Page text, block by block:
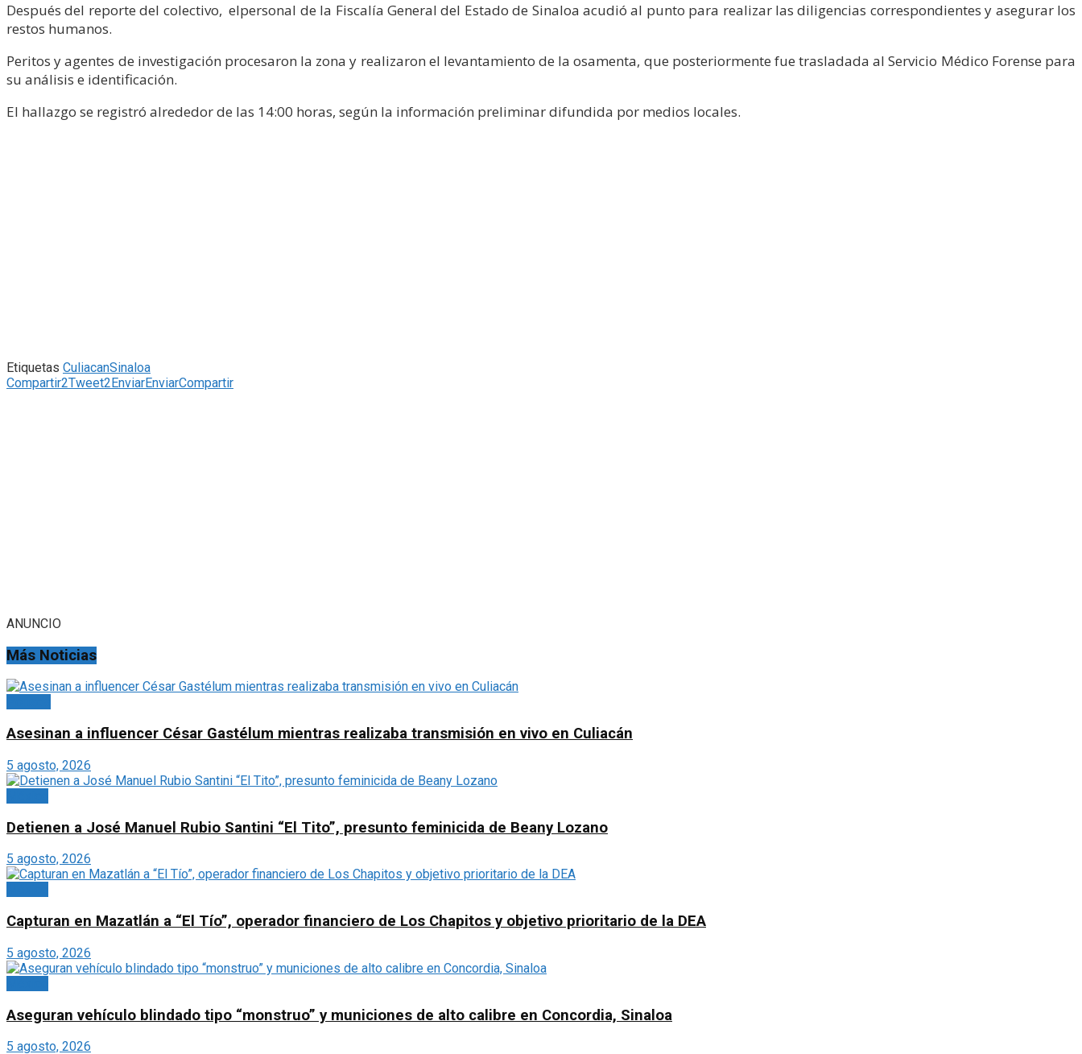
Después del reporte del colectivo, elpersonal de la Fiscalía General del Estado de Sinaloa acudió al punto para realizar las diligencias correspondientes y asegurar los
restos humanos.
Peritos y agentes de investigación procesaron la zona y realizaron el levantamiento de la osamenta, que posteriormente fue trasladada al Servicio Médico Forense para
su análisis e identificación.
El hallazgo se registró alrededor de las 14:00 horas, según la información preliminar difundida por medios locales.
Etiquetas CuliacanSinaloa
Compartir2Tweet2EnviarEnviarCompartir
ANUNCIO
Más Noticias
Asesinan a influencer César Gastélum mientras realizaba transmisión en vivo en Culiacán
5 agosto, 2026
Detienen a José Manuel Rubio Santini “El Tito”, presunto feminicida de Beany Lozano
5 agosto, 2026
Capturan en Mazatlán a “El Tío”, operador financiero de Los Chapitos y objetivo prioritario de la DEA
5 agosto, 2026
Aseguran vehículo blindado tipo “monstruo” y municiones de alto calibre en Concordia, Sinaloa
5 agosto, 2026